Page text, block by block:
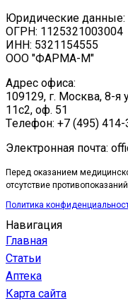
Юридические данные:
ОГРН: 1125321003004
ИНН: 5321154555
ООО "ФАРМА-М"
Адрес офиса:
109129, г. Москва, ​8-я
11с2, оф. 51
Tелефон: +7 (495) 414-
Электронная почта:
Перед оказанием
отсутствие противопоказаний.
Политика
Навигация
Главная
Статьи
Аптека
Карта сайта